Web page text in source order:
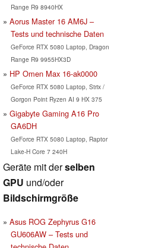
Range R9 8940HX
Aorus Master 16 AM6J –
Tests und technische Daten
GeForce RTX 5080 Laptop, Dragon
Range R9 9955HX3D
HP Omen Max 16-ak0000
GeForce RTX 5080 Laptop, Strix /
Gorgon Point Ryzen AI 9 HX 375
Gigabyte Gaming A16 Pro
GA6DH
GeForce RTX 5080 Laptop, Raptor
Lake-H Core 7 240H
Geräte mit derselben
GPU und/oder
Bildschirmgröße
Asus ROG Zephyrus G16
GU606AW – Tests und